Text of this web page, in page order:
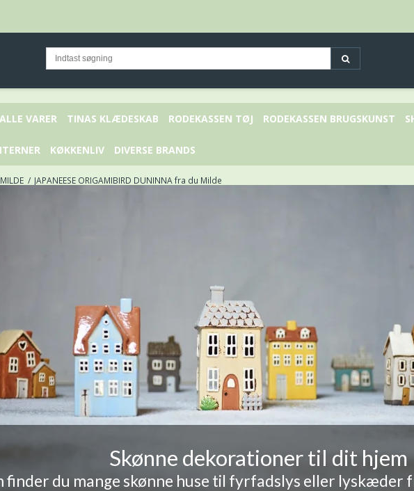
ALLE VARER TINAS KLÆDESKAB RODEKASSEN TØJ RODEKASSEN BRUGSKUNST
KØKKENLIV DIVERSE BRANDS
/ JAPANEESE ORIGAMIBIRD DUNINNA fra du Milde
Skønne dekorationer til dit hjem
finder du mange skønne huse til fyrfadslys eller lyskæder